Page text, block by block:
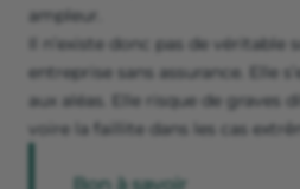
ampleur.
Il n’existe donc pas de
entreprise sans assurance. Elle
aux aléas. Elle risque de graves
voire la faillite dans les cas